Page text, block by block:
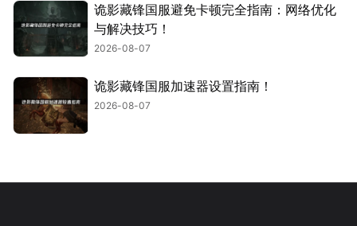
诡影藏锋国服避免卡顿完全指南：网络优化
与解决技巧！
2026-08-07
诡影藏锋国服加速器设置指南！
2026-08-07